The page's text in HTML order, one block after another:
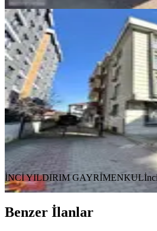
BALKONLU
Pendik Şeyhlide
Aileye Uygun
Pendik, Şeyhli
2+1·90 m²· 1. Kat
34.000 ₺
İNCİ YILDIRIM GAYRİMENKUL
İNCİ YILDIRIM GAYRİMENKUL
Benzer İlanlar